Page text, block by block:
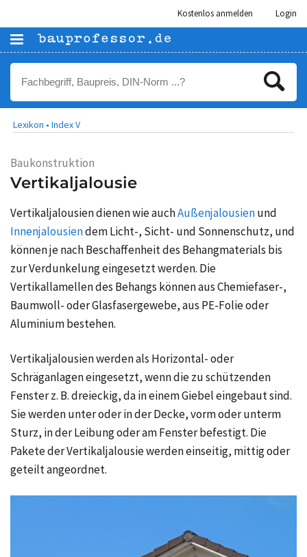
Kostenlos anmelden Login
Lexikon • Index V
Baukonstruktion
Vertikaljalousie
Vertikaljalousien dienen wie auchAußenjalousienund
Innenjalousiendem Licht-, Sicht- und Sonnenschutz, und
können je nach Beschaffenheit des Behangmaterials bis
zur Verdunkelung eingesetzt werden. Die
Vertikallamellen des Behangs können aus Chemiefaser-,
Baumwoll- oder Glasfasergewebe, aus PE-Folie oder
Aluminium bestehen.
Vertikaljalousien werden als Horizontal- oder
Schräganlagen eingesetzt, wenn die zu schützenden
Fenster z. B. dreieckig, da in einem Giebel eingebaut sind.
Sie werden unter oder in der Decke, vorm oder unterm
Sturz, in der Leibung oder am Fenster befestigt. Die
Pakete der Vertikaljalousie werden einseitig, mittig oder
geteilt angeordnet.